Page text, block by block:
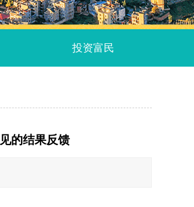
投资富民
的结果反馈